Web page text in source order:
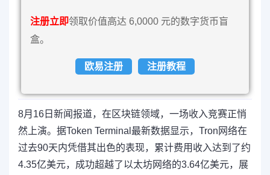
注册立即领取价值高达 6,0000 元的数字货币盲
盒。
欧易注册 注册教程
8月16日新闻报道，在区块链领域，一场收入竞赛正悄
然上演。据Token Terminal最新数据显示，Tron网络在
过去90天内凭借其出色的表现，累计费用收入达到了约
4.35亿美元，成功超越了以太坊网络的3.64亿美元，展